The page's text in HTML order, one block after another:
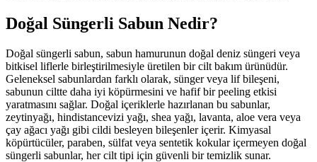
Doğal Süngerli Sabun Nedir?
Doğal süngerli sabun, sabun hamurunun doğal deniz süngeri veya
bitkisel liflerle birleştirilmesiyle üretilen bir cilt bakım ürünüdür.
Geleneksel sabunlardan farklı olarak, sünger veya lif bileşeni,
sabunun ciltte daha iyi köpürmesini ve hafif bir peeling etkisi
yaratmasını sağlar. Doğal içeriklerle hazırlanan bu sabunlar,
zeytinyağı, hindistancevizi yağı, shea yağı, lavanta, aloe vera veya
çay ağacı yağı gibi cildi besleyen bileşenler içerir. Kimyasal
köpürtücüler, paraben, sülfat veya sentetik kokular içermeyen doğal
süngerli sabunlar, her cilt tipi için güvenli bir temizlik sunar.